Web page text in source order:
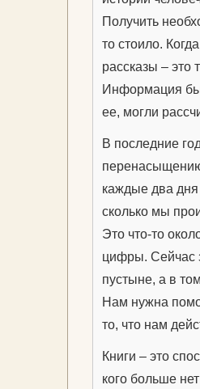
Получить
то стоило.
рассказы – это
Информация
ее, могли
В последние
каждые два дня
сколько мы
Это что-то
цифры. Сейчас
пустыне, а в
Нам нужна
то, что нам
Книги – это
кого больше